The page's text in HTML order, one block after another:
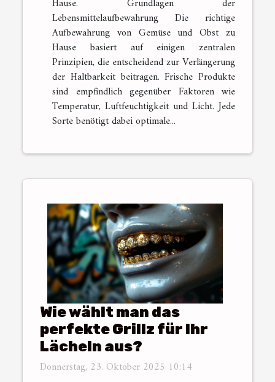
Lebensmittelaufbewahrung Die richtige
Aufbewahrung von Gemüse und Obst zu
Hause basiert auf einigen zentralen
Prinzipien, die entscheidend zur Verlängerung
der Haltbarkeit beitragen. Frische Produkte
sind empfindlich gegenüber Faktoren wie
Temperatur, Luftfeuchtigkeit und Licht. Jede
Sorte benötigt dabei optimale...
Wie wählt man das
perfekte Grillz für Ihr
Lächeln aus?
Donnerstag, 23. Oktober 2025 10:14